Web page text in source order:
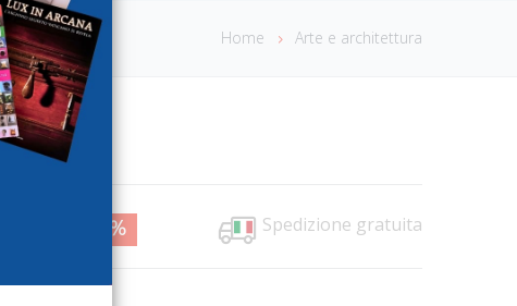
Home Arte e architettura
48% Spedizione gratuita